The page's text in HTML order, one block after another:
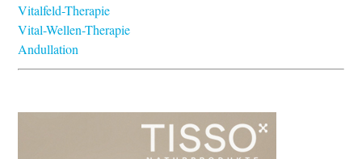
Vitalfeld-Therapie
Vital-Wellen-Therapie
Andullation